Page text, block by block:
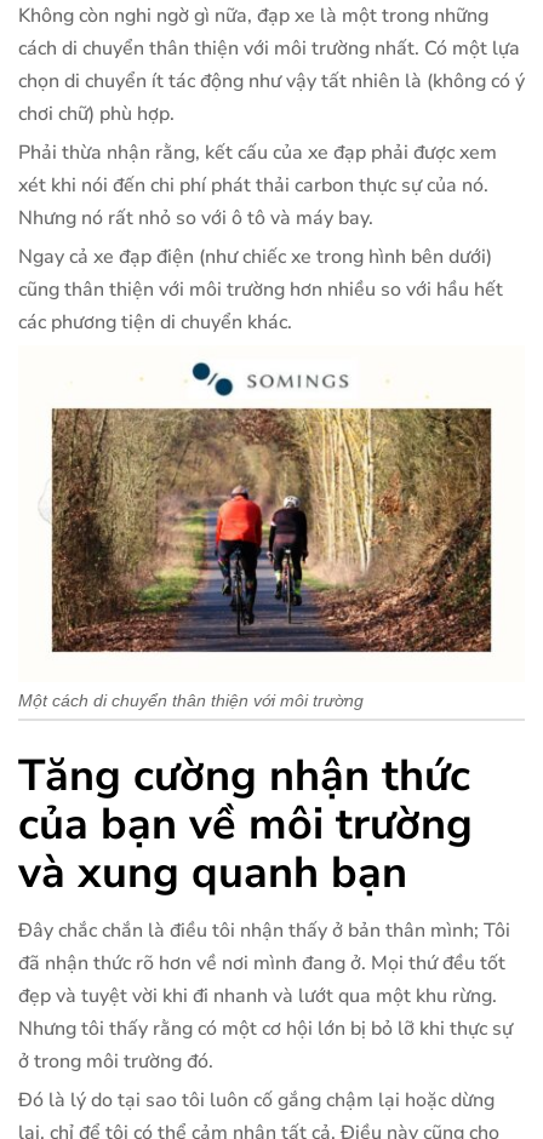
Không còn nghi ngờ gì nữa, đạp xe là một trong những
cách di chuyển thân thiện với môi trường nhất. Có một lựa
chọn di chuyển ít tác động như vậy tất nhiên là (không có ý
chơi chữ) phù hợp.
Phải thừa nhận rằng, kết cấu của xe đạp phải được xem
xét khi nói đến chi phí phát thải carbon thực sự của nó.
Nhưng nó rất nhỏ so với ô tô và máy bay.
Ngay cả xe đạp điện (như chiếc xe trong hình bên dưới)
cũng thân thiện với môi trường hơn nhiều so với hầu hết
các phương tiện di chuyển khác.
Một cách di chuyển thân thiện với môi trường
Tăng cường nhận thức
của bạn về môi trường
và xung quanh bạn
Đây chắc chắn là điều tôi nhận thấy ở bản thân mình; Tôi
đã nhận thức rõ hơn về nơi mình đang ở. Mọi thứ đều tốt
đẹp và tuyệt vời khi đi nhanh và lướt qua một khu rừng.
Nhưng tôi thấy rằng có một cơ hội lớn bị bỏ lỡ khi thực sự
ở trong môi trường đó.
Đó là lý do tại sao tôi luôn cố gắng chậm lại hoặc dừng
lại, chỉ để tôi có thể cảm nhận tất cả. Điều này cũng cho